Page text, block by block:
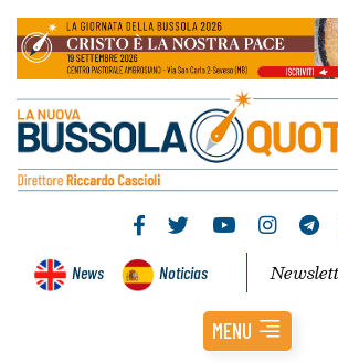
News Noticias
MENU